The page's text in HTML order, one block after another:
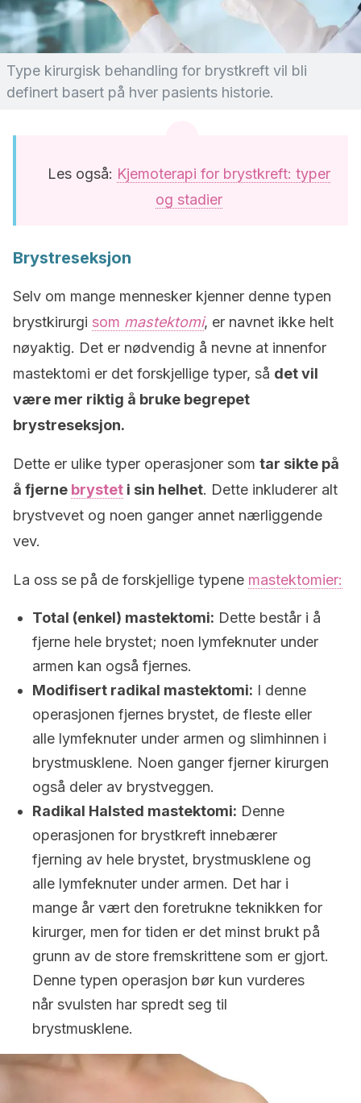
Type kirurgisk behandling for brystkreft vil bli
definert basert på hver pasients historie.
Les også: Kjemoterapi for brystkreft: typer
og stadier
Brystreseksjon
Selv om mange mennesker kjenner denne typen
brystkirurgi som mastektomi, er navnet ikke helt
nøyaktig. Det er nødvendig å nevne at innenfor
mastektomi er det forskjellige typer, så det vil
være mer riktig å bruke begrepet
brystreseksjon.
Dette er ulike typer operasjoner som tar sikte på
å fjerne brystet i sin helhet. Dette inkluderer alt
brystvevet og noen ganger annet nærliggende
vev.
La oss se på de forskjellige typene mastektomier:
Total (enkel) mastektomi: Dette består i å
fjerne hele brystet; noen lymfeknuter under
armen kan også fjernes.
Modifisert radikal mastektomi: I denne
operasjonen fjernes brystet, de fleste eller
alle lymfeknuter under armen og slimhinnen i
brystmusklene. Noen ganger fjerner kirurgen
også deler av brystveggen.
Radikal Halsted mastektomi: Denne
operasjonen for brystkreft innebærer
fjerning av hele brystet, brystmusklene og
alle lymfeknuter under armen. Det har i
mange år vært den foretrukne teknikken for
kirurger, men for tiden er det minst brukt på
grunn av de store fremskrittene som er gjort.
Denne typen operasjon bør kun vurderes
når svulsten har spredt seg til
brystmusklene.